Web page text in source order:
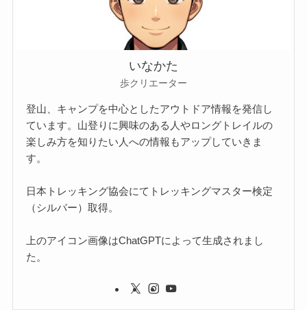
いなかた
歩クリエーター
登山、キャンプを中心としたアウトドア情報を発信し
ています。山登りに興味のある人やロングトレイルの
楽しみ方を知りたい人への情報もアップしていきま
す。
日本トレッキング協会にてトレッキングマスター検定
（シルバー）取得。
上のアイコン画像はChatGPTによって生成されまし
た。